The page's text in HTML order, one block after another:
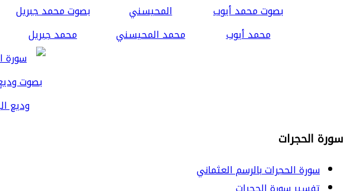
محمد أيوب محمد المحيسني محمد جبريل
وديع
سورة الحجرات
سورة الحجرات بالرسم العثماني